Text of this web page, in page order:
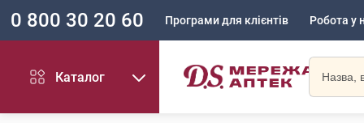
0 800 30 20 60 Програми для клієнтів Робота у
Каталог